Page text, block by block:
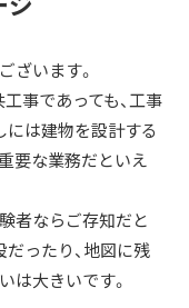
ざいます。
事であっても、工事
には建物を設計する
要な業務だといえ
者ならご存知だと
ったり、地図に残
は大きいです。